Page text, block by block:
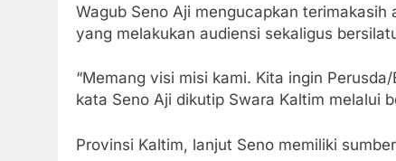
Wagub Seno Aji mengucapkan
yang melakukan audiensi sekaligus
“Memang visi misi kami. Kita ingin
kata Seno Aji dikutip Swara Kaltim melalui
Provinsi Kaltim, lanjut Seno memiliki